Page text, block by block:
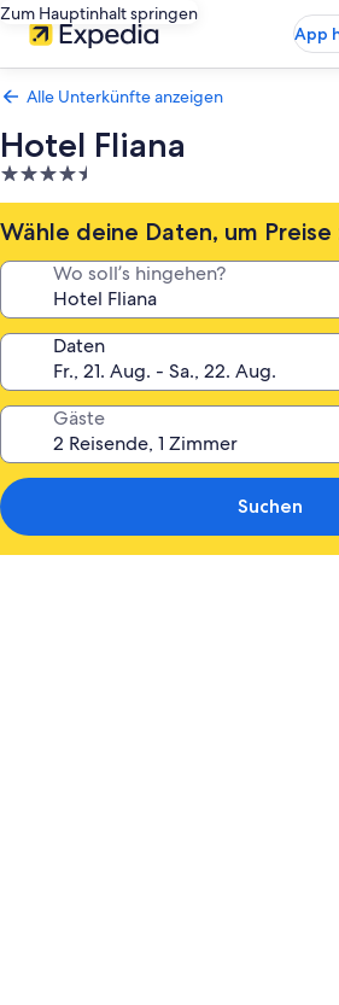
Zum Hauptinhalt springen
App
Alle Unterkünfte anzeigen
Hotel Fliana
4.5-
Sterne-
Unterkunft
Wähle deine Daten, um Preise
Wo soll’s hingehen?
Daten
Gäste
Suchen